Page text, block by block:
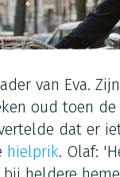
van Eva.
oud toen
dat er
hielprik. Olaf: